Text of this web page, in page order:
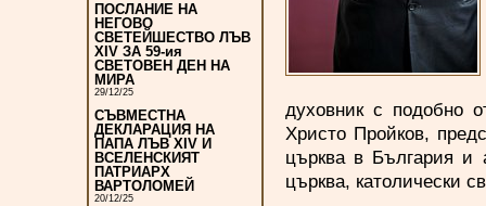
ПОСЛАНИЕ НА
НЕГОВО
СВЕТЕЙШЕСТВО ЛЪВ
XIV ЗА 59-ия
СВЕТОВЕН ДЕН НА
МИРА
29/12/25
СЪВМЕСТНА
ДЕКЛАРАЦИЯ НА
ПАПА ЛЪВ XIV И
ВСЕЛЕНСКИЯТ
ПАТРИАРХ
ВАРТОЛОМЕЙ
20/12/25
духовник с подобно
Христо Пройков,
църква в България и
църква, католически